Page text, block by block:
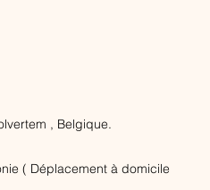
, Belgique.
( Déplacement à domicile